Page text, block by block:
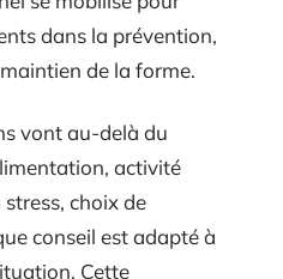
dans la prévention,
de la forme.
vont au-delà du
activité
choix de
conseil est adapté à
Cette